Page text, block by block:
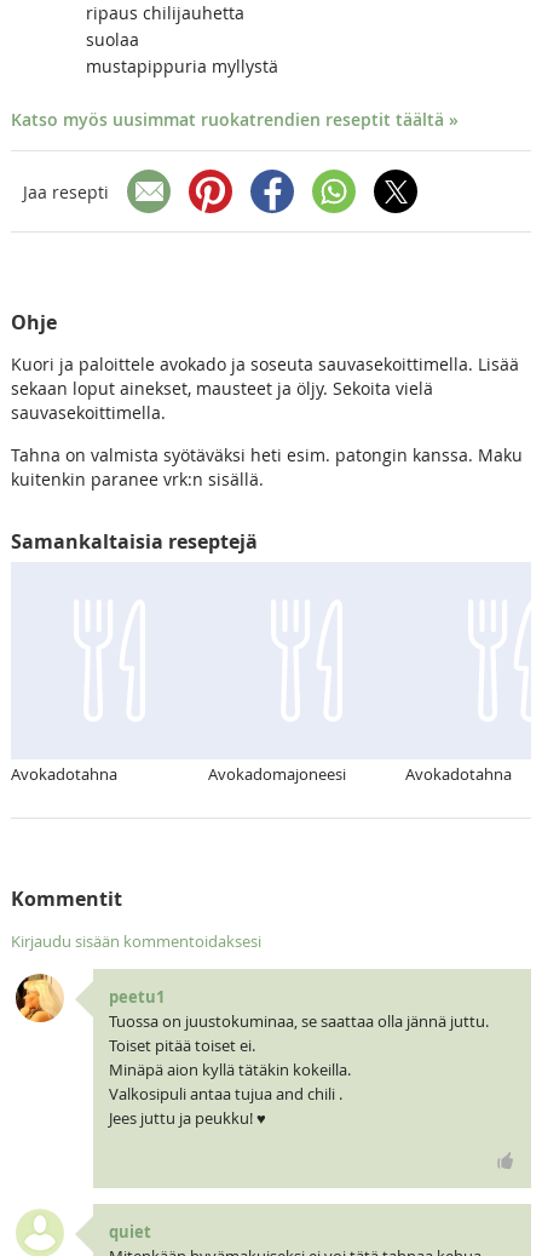
ripaus chilijauhetta
suolaa
mustapippuria myllystä
Katso myös uusimmat ruokatrendien reseptit täältä »
Jaa resepti
Ohje
Kuori ja paloittele avokado ja soseuta sauvasekoittimella. Lisää
sekaan loput ainekset, mausteet ja öljy. Sekoita vielä
sauvasekoittimella.
Tahna on valmista syötäväksi heti esim. patongin kanssa. Maku
kuitenkin paranee vrk:n sisällä.
Samankaltaisia reseptejä
Avokadotahna Avokadomajoneesi Avokadotahna
Kommentit
Kirjaudu sisään kommentoidaksesi
peetu1
Tuossa on juustokuminaa, se saattaa olla jännä juttu.
Toiset pitää toiset ei.
Minäpä aion kyllä tätäkin kokeilla.
Valkosipuli antaa tujua and chili .
Jees juttu ja peukku! ♥
quiet